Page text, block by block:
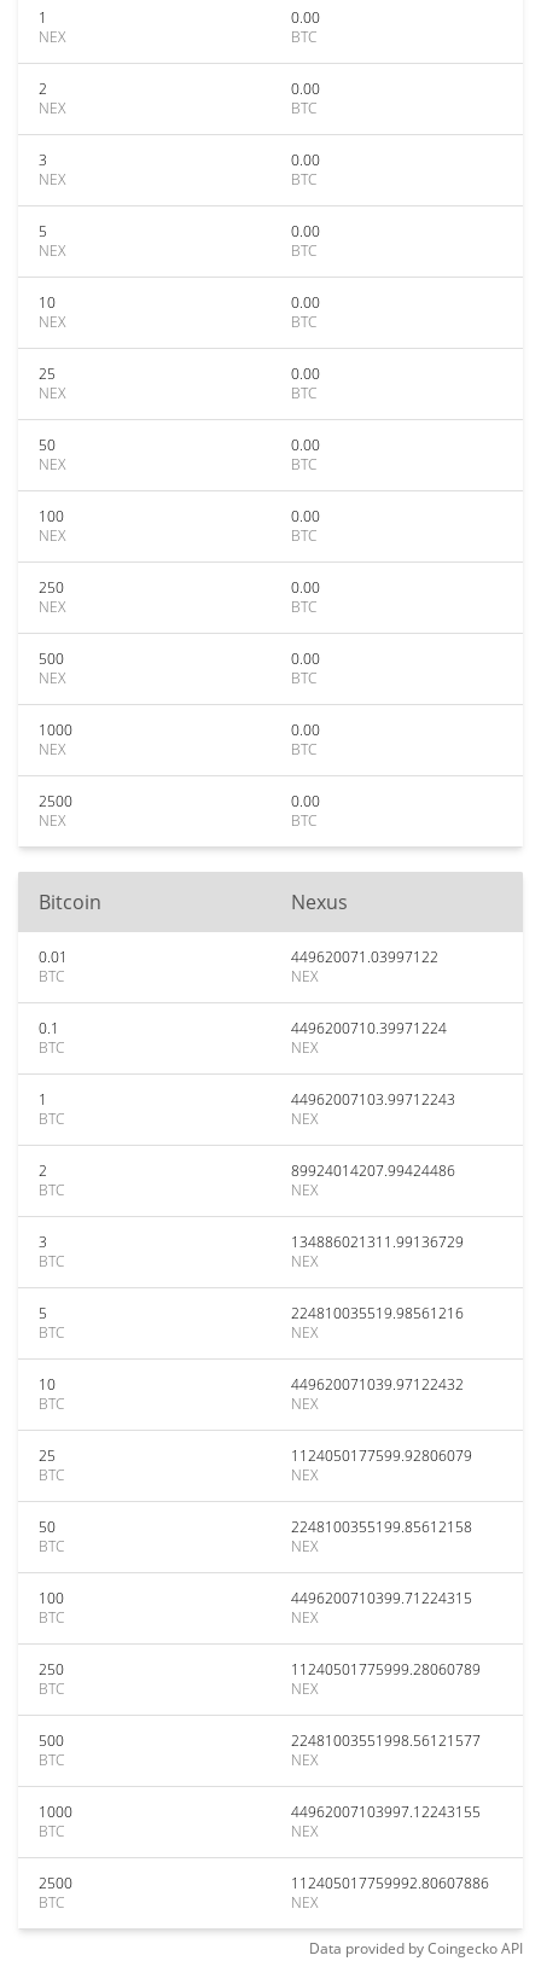
1
NEX
0.00
BTC
2
NEX
0.00
BTC
3
NEX
0.00
BTC
5
NEX
0.00
BTC
10
NEX
0.00
BTC
25
NEX
0.00
BTC
50
NEX
0.00
BTC
100
NEX
0.00
BTC
250
NEX
0.00
BTC
500
NEX
0.00
BTC
1000
NEX
0.00
BTC
2500
NEX
0.00
BTC
Bitcoin Nexus
0.01
BTC
449620071.03997122
NEX
0.1
BTC
4496200710.39971224
NEX
1
BTC
44962007103.99712243
NEX
2
BTC
89924014207.99424486
NEX
3
BTC
134886021311.99136729
NEX
5
BTC
224810035519.98561216
NEX
10
BTC
449620071039.97122432
NEX
25
BTC
1124050177599.92806079
NEX
50
BTC
2248100355199.85612158
NEX
100
BTC
4496200710399.71224315
NEX
250
BTC
11240501775999.28060789
NEX
500
BTC
22481003551998.56121577
NEX
1000
BTC
44962007103997.12243155
NEX
2500
BTC
112405017759992.80607886
NEX
Data provided byCoingeckoAPI